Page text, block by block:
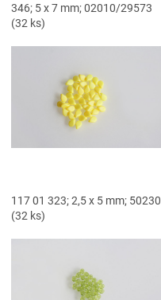
346; 5 x 7 mm; 02010/29573
(32 ks)
117 01 323; 2,5 x 5 mm; 50230
(32 ks)